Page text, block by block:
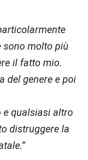
sono molto più
il fatto mio.
del genere e poi
e qualsiasi altro
distruggere la